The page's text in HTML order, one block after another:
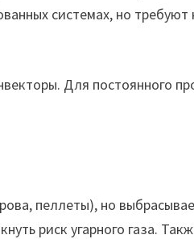
системах, но требуют
Для постоянного
пеллеты), но
риск угарного газа.